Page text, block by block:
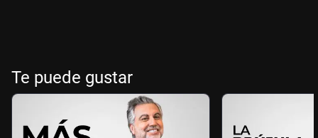
Te puede gustar